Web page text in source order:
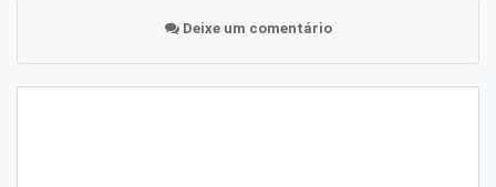
Deixe um comentário